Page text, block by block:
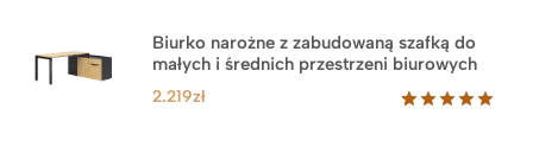
Biurko narożne z zabudowaną szafką do
małych i średnich przestrzeni biurowych
2.219zł